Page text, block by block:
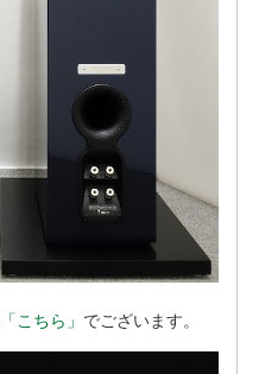
「こちら」 でございます。